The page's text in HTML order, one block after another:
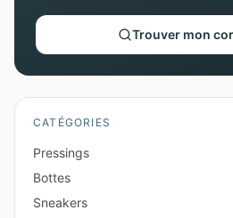
Trouver mon
CATÉGORIES
Pressings
Bottes
Sneakers